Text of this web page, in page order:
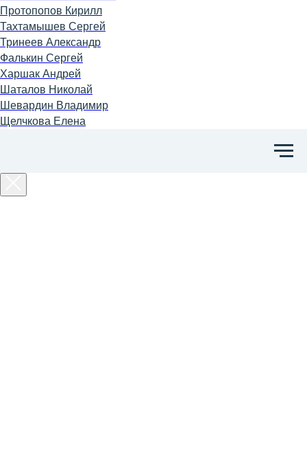
Протопопов Кирилл
Тахтамышев Сергей
Тринеев Александр
Фалькин Сергей
Харшак Андрей
Шаталов Николай
Шевардин Владимир
Щелчкова Елена